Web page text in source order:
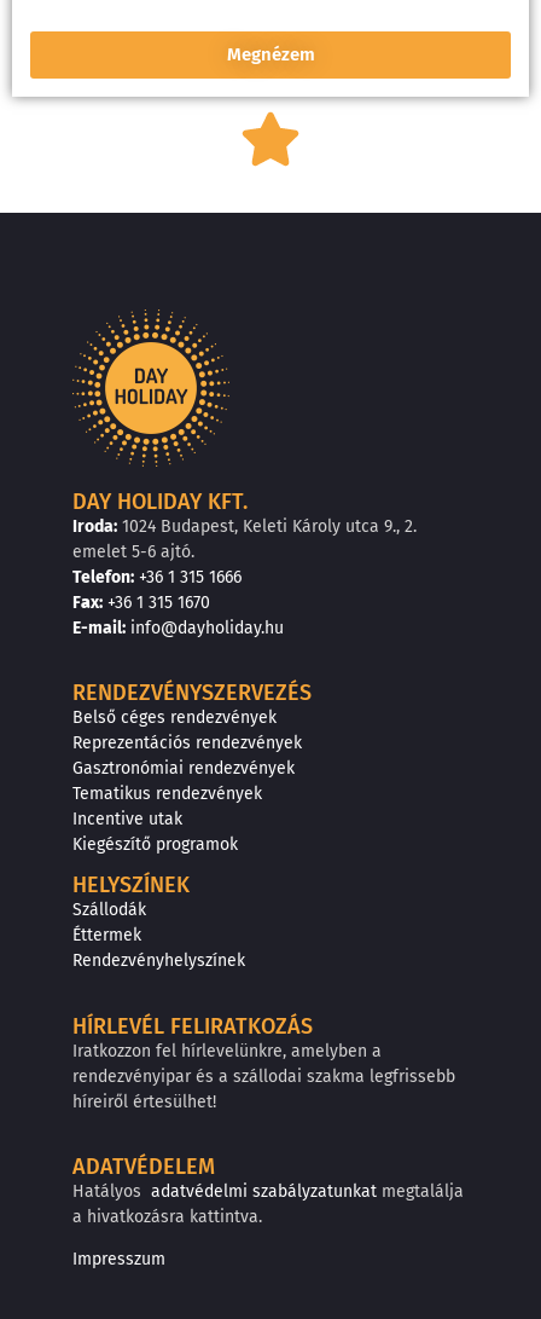
Megnézem
DAY HOLIDAY KFT.
Iroda: 1024 Budapest, Keleti Károly utca 9., 2.
emelet 5-6 ajtó.
Telefon: +36 1 315 1666
Fax: +36 1 315 1670
E-mail: info@dayholiday.hu
RENDEZVÉNYSZERVEZÉS
Belső céges rendezvények
Reprezentációs rendezvények
Gasztronómiai rendezvények
Tematikus rendezvények
Incentive utak
Kiegészítő programok
HELYSZÍNEK
Szállodák
Éttermek
Rendezvényhelyszínek
HÍRLEVÉL FELIRATKOZÁS
Iratkozzon fel hírlevelünkre, amelyben a
rendezvényipar és a szállodai szakma legfrissebb
híreiről értesülhet!
ADATVÉDELEM
Hatályos adatvédelmi szabályzatunkat megtalálja
a hivatkozásra kattintva.
Impresszum